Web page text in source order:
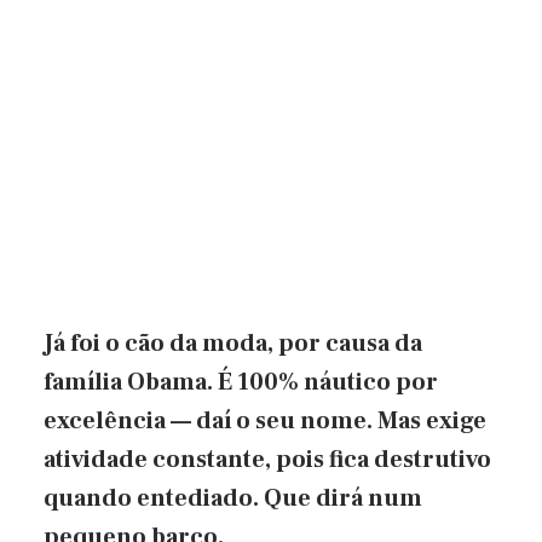
Já foi o cão da moda, por causa da
família Obama. É 100% náutico por
excelência — daí o seu nome. Mas exige
atividade constante, pois fica destrutivo
quando entediado. Que dirá num